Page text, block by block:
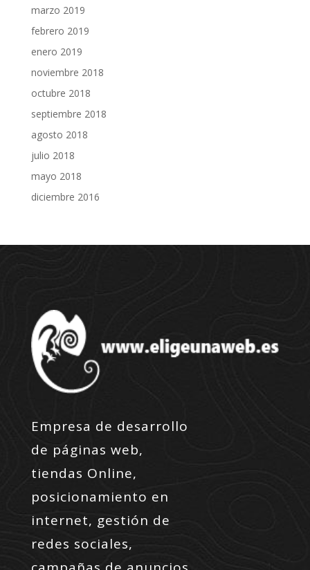
marzo 2019
febrero 2019
enero 2019
noviembre 2018
octubre 2018
septiembre 2018
agosto 2018
julio 2018
mayo 2018
diciembre 2016
Empresa de desarrollo
de páginas web,
tiendas Online,
posicionamiento en
internet, gestión de
redes sociales,